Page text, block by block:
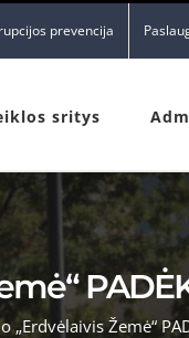
prevencija
sritys
„Erdvėlaivis Žemė“